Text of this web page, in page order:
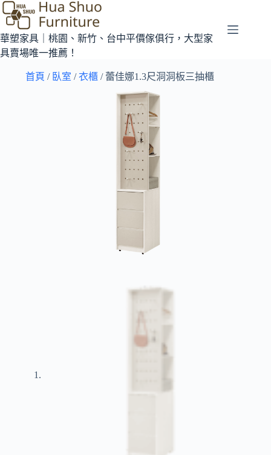
華塑家具｜桃園、新竹、台中平價傢俱行，大型家
具賣場唯一推薦！
首頁 / 臥室 /衣櫃/ 蕾佳娜1.3尺洞洞板三抽櫃